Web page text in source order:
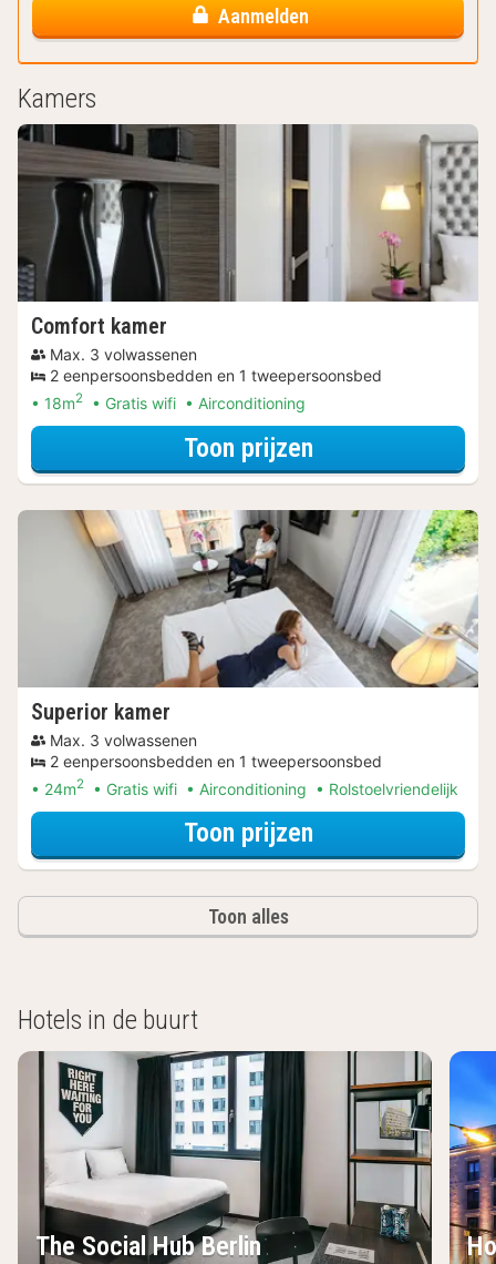
Aanmelden
Kamers
Comfort kamer
Max. 3 volwassenen
2 eenpersoonsbedden en 1 tweepersoonsbed
18m2 Gratis wifi Airconditioning
Toon prijzenvoor De stad is
Superior kamer
Max. 3 volwassenen
2 eenpersoonsbedden en 1 tweepersoonsbed
24m2 Gratis wifi Airconditioning Rolstoelvriendelijk
Toon prijzenvoor De stad is
Toon alles
Hotels in de buurt
The Social Hub Berlin